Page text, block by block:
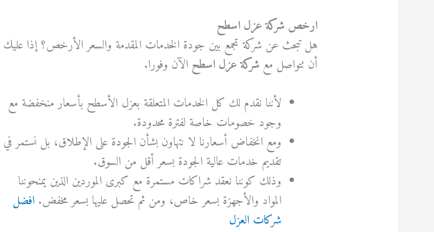
ارخص شركة عزل اسطح
هل تبحث عن شركة تجمع بين جودة الخدمات المقدمة والسعر الأرخص؟ إذا عليك
أن تتواصل مع شركة عزل اسطح الآن وفورا.
لأننا نقدم لك كل الخدمات المتعلقة بعزل الأسطح بأسعار منخفضة مع
وجود خصومات خاصة لفترة محدودة.
ومع انخفاض أسعارنا لا نتهاون بشأن الجودة على الإطلاق، بل نستمر في
تقديم خدمات عالية الجودة بسعر أقل من السوق.
وذلك كوننا نعقد شراكات مستمرة مع كبرى الموردين الذين يمنحوننا
المواد والأجهزة بسعر خاص، ومن ثم تحصل عليها بسعر مخفض. افضل
شركات العزل